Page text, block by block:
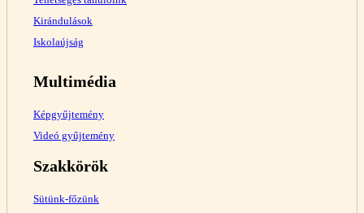
Kirándulások
Iskolaújság
Multimédia
Képgyűjtemény
Videó gyűjtemény
Szakkörök
Sütünk-főzünk